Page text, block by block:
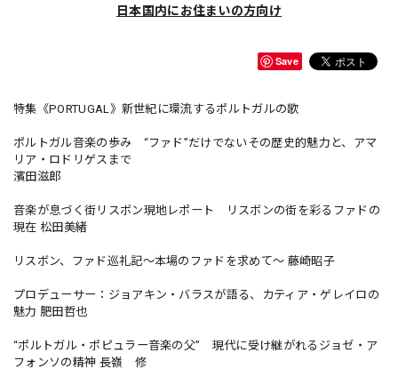
日本国内にお住まいの方向け
Save
特集《PORTUGAL》新世紀に環流するポルトガルの歌
ポルトガル音楽の歩み “ファド”だけでないその歴史的魅力と、アマ
リア・ロドリゲスまで
濱田滋郎
音楽が息づく街リスボン現地レポート リスボンの街を彩るファドの
現在 松田美緒
リスボン、ファド巡礼記〜本場のファドを求めて〜 藤崎昭子
プロデューサー：ジョアキン・バラスが語る、カティア・ゲレイロの
魅力 肥田哲也
“ポルトガル・ポピュラー音楽の父” 現代に受け継がれるジョゼ・ア
フォンソの精神 長嶺 修